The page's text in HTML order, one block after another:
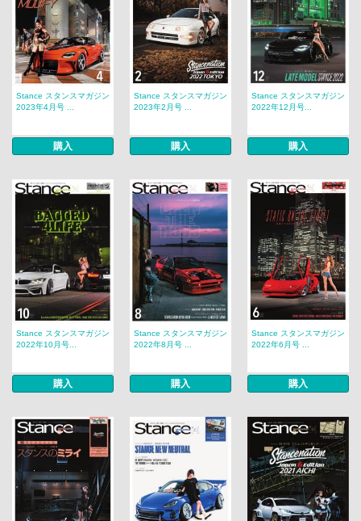
Stance スタンスマガジン
2023年4月号 ...
購入
Stance スタンスマガジン
2023年2月号 ...
購入
Stance スタンスマガジン
2022年12月号...
購入
Stance スタンスマガジン
2022年10月号...
購入
Stance スタンスマガジン
2022年8月号 ...
購入
Stance スタンスマガジン
2022年6月号 ...
購入